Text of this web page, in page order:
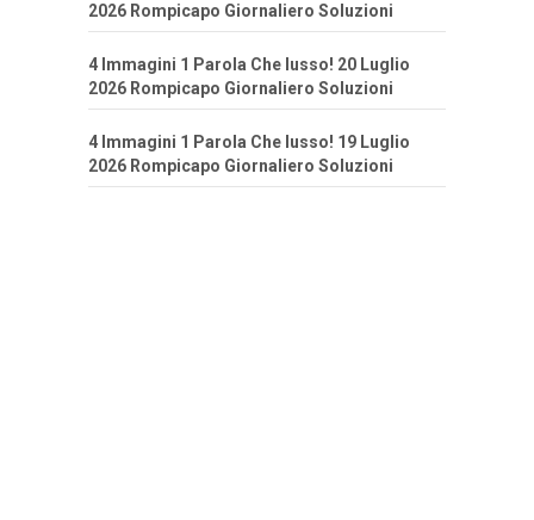
2026 Rompicapo Giornaliero Soluzioni
4 Immagini 1 Parola Che lusso! 20 Luglio
2026 Rompicapo Giornaliero Soluzioni
4 Immagini 1 Parola Che lusso! 19 Luglio
2026 Rompicapo Giornaliero Soluzioni